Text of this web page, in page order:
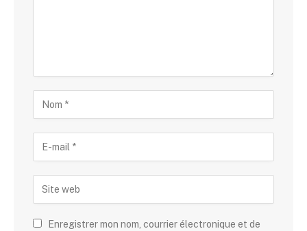
Enregistrer mon nom, courrier électronique et de